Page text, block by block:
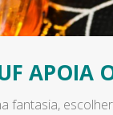
APOIA
fantasia,